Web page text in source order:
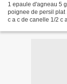
1 epaule d'agneau 5
poignee de persil plat
c a c de canelle 1/2 c